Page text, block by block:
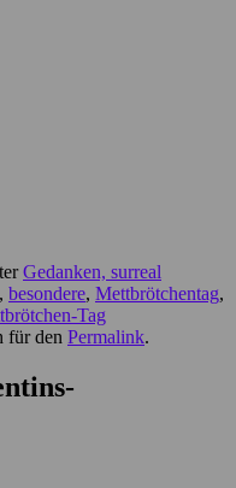
Gedanken, surreal
, besondere, Mettbrötchentag,
Tag
für den Permalink.